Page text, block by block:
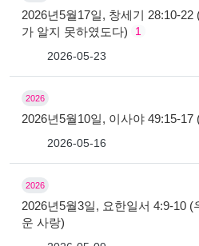
2026년5월17일, 창세기 28:10-
가 알지 못하였도다)
1
2026-05-23
2026
2026년5월10일, 이사야 49:15-
2026-05-16
2026
2026년5월3일, 요한일서 4:9-10
운 사랑)